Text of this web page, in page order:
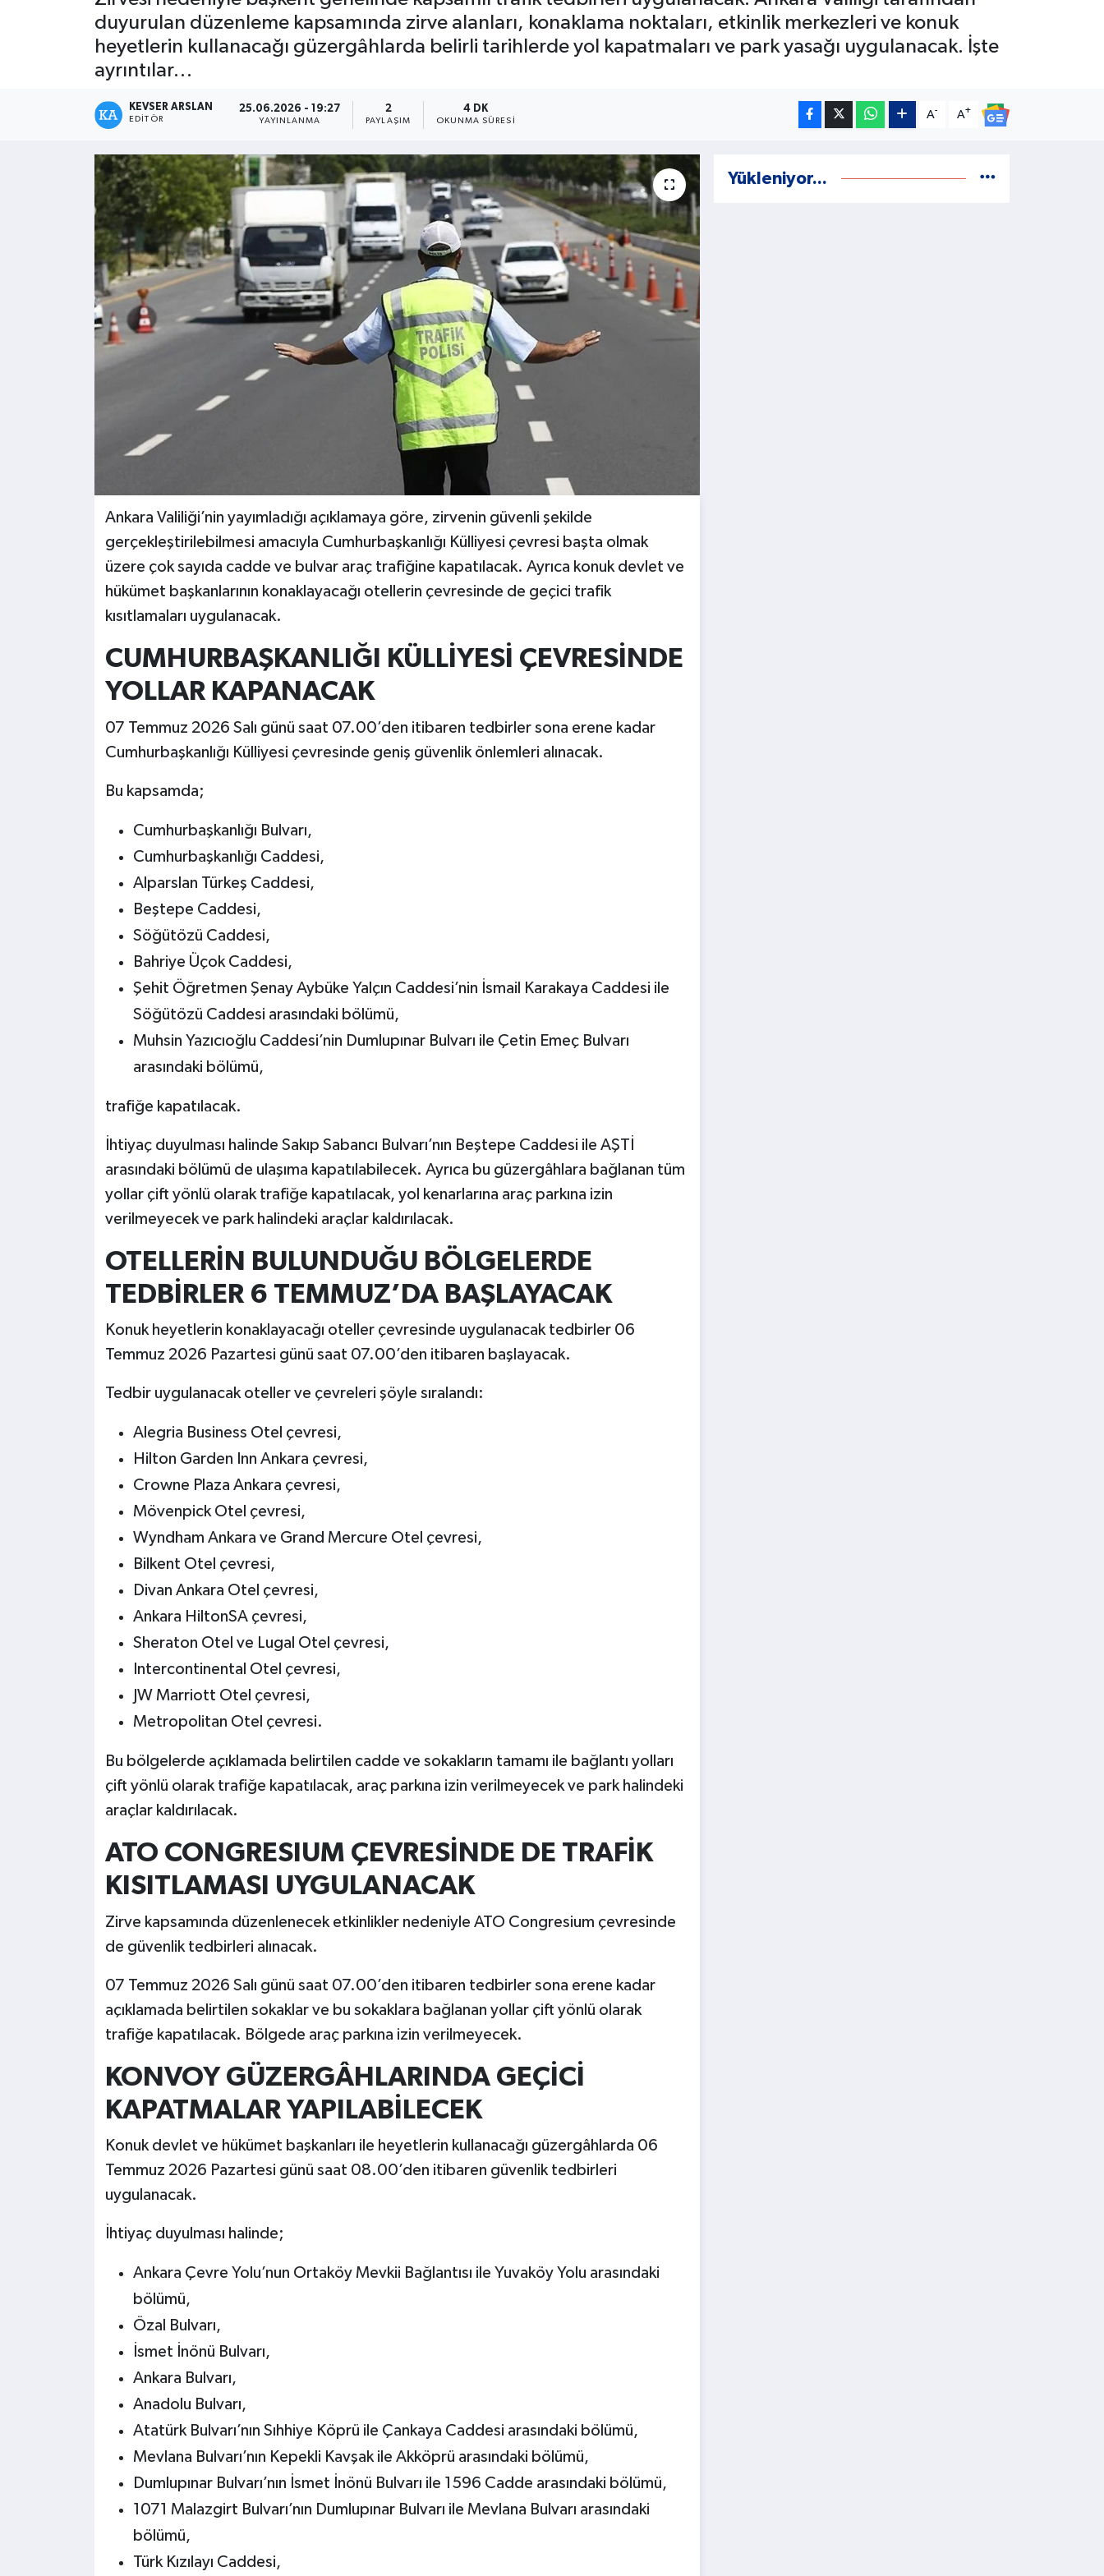
duyurulan düzenleme kapsamında zirve alanları, konaklama noktaları, etkinlik merkezleri ve konuk
heyetlerin kullanacağı güzergâhlarda belirli tarihlerde yol kapatmaları ve park yasağı uygulanacak. İşte
ayrıntılar…
KEVSER ARSLAN
EDITÖR
25.06.2026 - 19:27
YAYINLANMA
2
PAYLAŞIM
4 DK
OKUNMA SÜRESI
A- A+
Ankara Valiliği’nin yayımladığı açıklamaya göre, zirvenin güvenli şekilde
gerçekleştirilebilmesi amacıyla Cumhurbaşkanlığı Külliyesi çevresi başta olmak
üzere çok sayıda cadde ve bulvar araç trafiğine kapatılacak. Ayrıca konuk devlet ve
hükümet başkanlarının konaklayacağı otellerin çevresinde de geçici trafik
kısıtlamaları uygulanacak.
CUMHURBAŞKANLIĞI KÜLLİYESİ ÇEVRESİNDE
YOLLAR KAPANACAK
07 Temmuz 2026 Salı günü saat 07.00’den itibaren tedbirler sona erene kadar
Cumhurbaşkanlığı Külliyesi çevresinde geniş güvenlik önlemleri alınacak.
Bu kapsamda;
Cumhurbaşkanlığı Bulvarı,
Cumhurbaşkanlığı Caddesi,
Alparslan Türkeş Caddesi,
Beştepe Caddesi,
Söğütözü Caddesi,
Bahriye Üçok Caddesi,
Şehit Öğretmen Şenay Aybüke Yalçın Caddesi’nin İsmail Karakaya Caddesi ile
Söğütözü Caddesi arasındaki bölümü,
Muhsin Yazıcıoğlu Caddesi’nin Dumlupınar Bulvarı ile Çetin Emeç Bulvarı
arasındaki bölümü,
trafiğe kapatılacak.
İhtiyaç duyulması halinde Sakıp Sabancı Bulvarı’nın Beştepe Caddesi ile AŞTİ
arasındaki bölümü de ulaşıma kapatılabilecek. Ayrıca bu güzergâhlara bağlanan tüm
yollar çift yönlü olarak trafiğe kapatılacak, yol kenarlarına araç parkına izin
verilmeyecek ve park halindeki araçlar kaldırılacak.
OTELLERİN BULUNDUĞU BÖLGELERDE
TEDBİRLER 6 TEMMUZ’DA BAŞLAYACAK
Konuk heyetlerin konaklayacağı oteller çevresinde uygulanacak tedbirler 06
Temmuz 2026 Pazartesi günü saat 07.00’den itibaren başlayacak.
Tedbir uygulanacak oteller ve çevreleri şöyle sıralandı:
Alegria Business Otel çevresi,
Hilton Garden Inn Ankara çevresi,
Crowne Plaza Ankara çevresi,
Mövenpick Otel çevresi,
Wyndham Ankara ve Grand Mercure Otel çevresi,
Bilkent Otel çevresi,
Divan Ankara Otel çevresi,
Ankara HiltonSA çevresi,
Sheraton Otel ve Lugal Otel çevresi,
Intercontinental Otel çevresi,
JW Marriott Otel çevresi,
Metropolitan Otel çevresi.
Bu bölgelerde açıklamada belirtilen cadde ve sokakların tamamı ile bağlantı yolları
çift yönlü olarak trafiğe kapatılacak, araç parkına izin verilmeyecek ve park halindeki
araçlar kaldırılacak.
ATO CONGRESIUM ÇEVRESİNDE DE TRAFİK
KISITLAMASI UYGULANACAK
Zirve kapsamında düzenlenecek etkinlikler nedeniyle ATO Congresium çevresinde
de güvenlik tedbirleri alınacak.
07 Temmuz 2026 Salı günü saat 07.00’den itibaren tedbirler sona erene kadar
açıklamada belirtilen sokaklar ve bu sokaklara bağlanan yollar çift yönlü olarak
trafiğe kapatılacak. Bölgede araç parkına izin verilmeyecek.
KONVOY GÜZERGÂHLARINDA GEÇİCİ
KAPATMALAR YAPILABİLECEK
Konuk devlet ve hükümet başkanları ile heyetlerin kullanacağı güzergâhlarda 06
Temmuz 2026 Pazartesi günü saat 08.00’den itibaren güvenlik tedbirleri
uygulanacak.
İhtiyaç duyulması halinde;
Ankara Çevre Yolu’nun Ortaköy Mevkii Bağlantısı ile Yuvaköy Yolu arasındaki
bölümü,
Özal Bulvarı,
İsmet İnönü Bulvarı,
Ankara Bulvarı,
Anadolu Bulvarı,
Atatürk Bulvarı’nın Sıhhiye Köprü ile Çankaya Caddesi arasındaki bölümü,
Mevlana Bulvarı’nın Kepekli Kavşak ile Akköprü arasındaki bölümü,
Dumlupınar Bulvarı’nın İsmet İnönü Bulvarı ile 1596 Cadde arasındaki bölümü,
1071 Malazgirt Bulvarı’nın Dumlupınar Bulvarı ile Mevlana Bulvarı arasındaki
bölümü,
Türk Kızılayı Caddesi,
Yükleniyor...
Kültür - Sanat